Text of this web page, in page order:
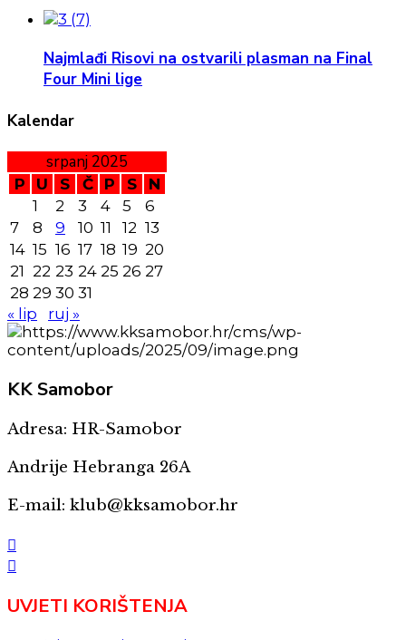
Najmlađi Risovi na ostvarili plasman na Final
Four Mini lige
Kalendar
srpanj 2025
P U S Č P S
N
1
2 3 4 5
6
7
8 9 10 11 12 13
14 15 16 17 18 19 20
21 22 23 24 25 26 27
28 29 30 31
« lip
ruj »
KKSamobor
Adresa: HR-Samobor
Andrije Hebranga 26A
E-mail: klub@kksamobor.hr
UVJETI KORIŠTENJA